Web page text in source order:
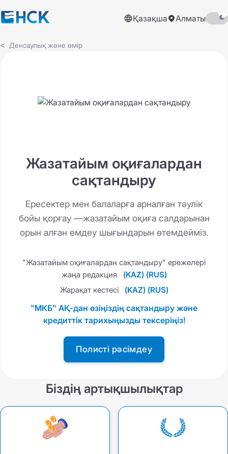
Қазақша Алматы
Денсаулық және өмір
Жазатайым оқиғалардан
сақтандыру
Ересектер мен балаларға арналған тәулік
бойы қорғау —жазатайым оқиға салдарынан
орын алған емдеу шығындарын өтемдейміз.
"Жазатайым оқиғалардан сақтандыру" ережелері
жаңа редакция
(KAZ) (RUS)
Жарақат кестесі
(KAZ) (RUS)
"МКБ" АҚ-дан өзіңіздің сақтандыру және
кредиттік тарихыңызды тексеріңіз!
Полисті рәсімдеу
Біздің артықшылықтар